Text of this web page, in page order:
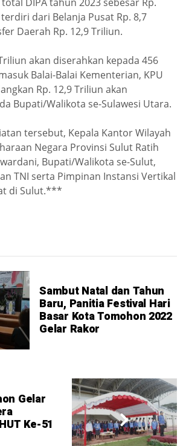
dari Belanja Pusat Rp. 8,7
Daerah Rp. 12,9 Triliun.
akan diserahkan kepada 456
Balai-Balai Kementerian, KPU
Rp. 12,9 Triliun akan
Bupati/Walikota se-Sulawesi Utara.
tersebut, Kepala Kantor Wilayah
Negara Provinsi Sulut Ratih
Bupati/Walikota se-Sulut,
TNI serta Pimpinan Instansi Vertikal
di Sulut.***
Sambut Natal dan Tahun
Baru, Panitia Festival Hari
Basar Kota Tomohon 2022
Gelar Rakor
Gelar
Ke-51